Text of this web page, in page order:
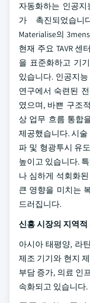
자동화하는 인공
가 촉진되었습니
Materialise의
현재 주요 TAVR 센
을 표준화하고 기
있습니다. 인공지
연구에서 숙련된
였으며, 바쁜 구조
상 업무 흐름 통합
제공했습니다. 시
파 및 형광투시 유
높이고 있습니다.
나 심하게 석회화
큰 영향을 미치는
드러집니다.
신흥 시장의 지역적
아시아 태평양, 라
제조 기기와 현지
부담 증가, 의료 인
속화되고 있습니다.